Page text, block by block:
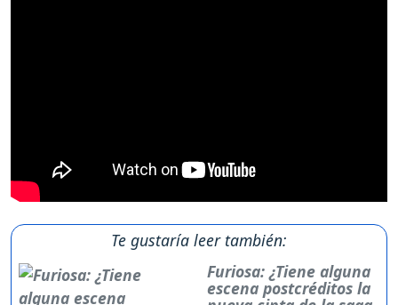
Te gustaría leer también:
Furiosa: ¿Tiene alguna
escena postcréditos la